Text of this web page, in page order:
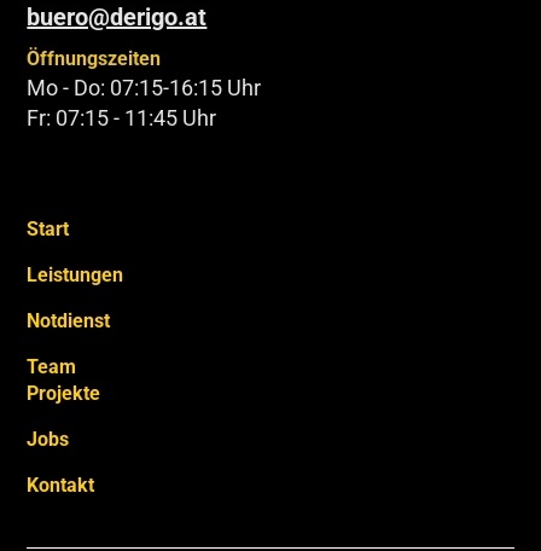
buero@derigo.at
Öffnungszeiten
Mo - Do: 07:15-16:15 Uhr
Fr: 07:15 - 11:45 Uhr
Start
Leistungen
Notdienst
Team
Projekte
Jobs
Kontakt